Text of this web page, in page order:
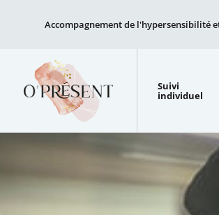
Accompagnement de l'hypersensibilité
Suivi
individuel